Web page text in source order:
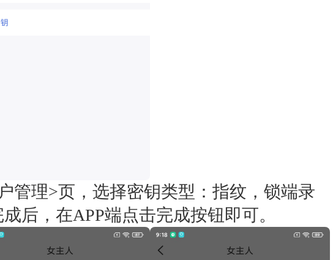
管理>页，选择密钥类型：指纹，锁端录
后，在APP端点击完成按钮即可。